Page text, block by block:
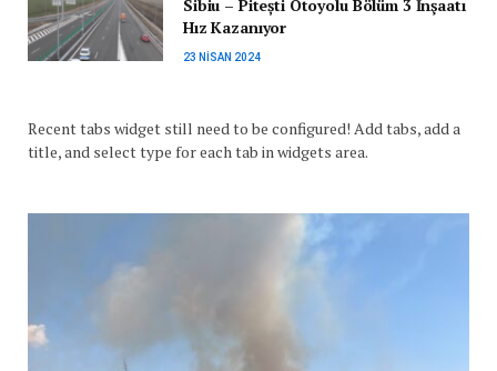
Sibiu – Pitești Otoyolu Bölüm 3 İnşaatı
Hız Kazanıyor
23 NISAN 2024
Recent tabs widget still need to be configured! Add tabs, add a
title, and select type for each tab in widgets area.